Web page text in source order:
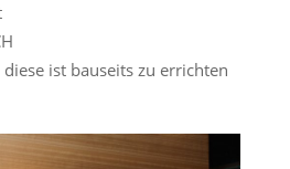
ist bauseits zu errichten